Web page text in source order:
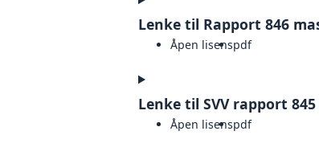
Lenke til Rapport 846
Åpen lisenspdf
Lenke til SVV rapport
Åpen lisenspdf